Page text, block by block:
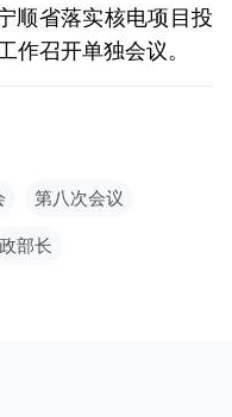
顺省落实核电项目投
作召开单独会议。
第八次会议
部长